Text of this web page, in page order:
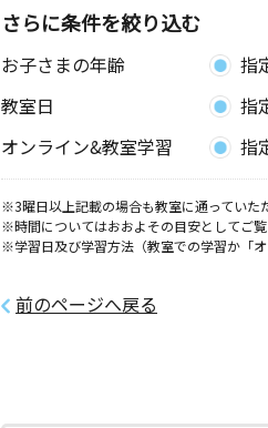
さらに条件を絞り込む
お子さまの年齢 指
教室日
指
オンライン&教室学習
指
※3曜日以上記載の場合も教室に通っていた
※時間についてはおおよその目安としてご
※学習日及び学習方法（教室での学習か「
前のページへ戻る